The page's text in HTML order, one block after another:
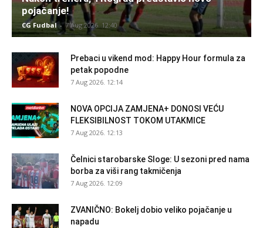
pojačanje!
CG Fudbal - 7 Aug 2026. 12:40
Prebaci u vikend mod: Happy Hour formula za
petak popodne
7 Aug 2026. 12:14
NOVA OPCIJA ZAMJENA+ DONOSI VEĆU
FLEKSIBILNOST TOKOM UTAKMICE
7 Aug 2026. 12:13
Čelnici starobarske Sloge: U sezoni pred nama
borba za viši rang takmičenja
7 Aug 2026. 12:09
ZVANIČNO: Bokelj dobio veliko pojačanje u
napadu